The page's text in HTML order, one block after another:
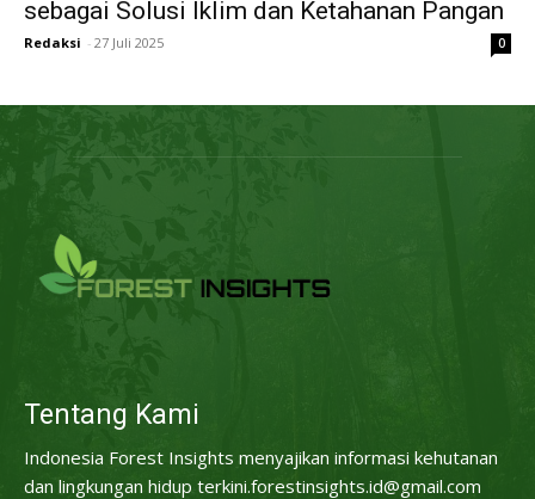
sebagai Solusi Iklim dan Ketahanan Pangan
Redaksi - 27 Juli 2025 0
Tentang Kami
Indonesia Forest Insights menyajikan informasi kehutanan
dan lingkungan hidup terkini.forestinsights.id@gmail.com